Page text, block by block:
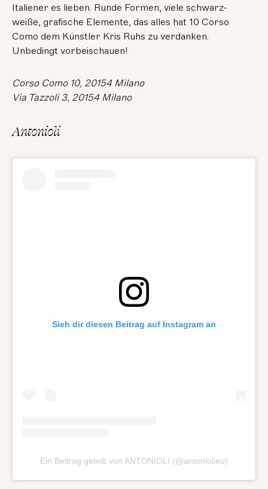
Italiener es lieben. Runde Formen, viele schwarz-
weiße, grafische Elemente, das alles hat 10 Corso
Como dem Künstler Kris Ruhs zu verdanken.
Unbedingt vorbeischauen!
Corso Como 10, 20154 Milano
Via Tazzoli 3, 20154 Milano
Antonioli
Sieh dir diesen Beitrag auf Instagram an
Ein Beitrag geteilt von ANTONIOLI (@antoniolieu)